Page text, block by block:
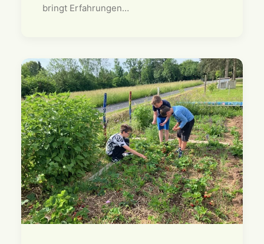
bringt Erfahrungen…